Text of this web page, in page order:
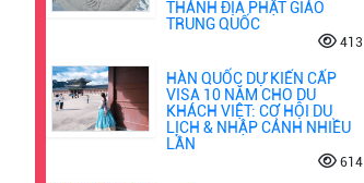
THÁNH ĐỊA PHẬT GIÁO
TRUNG QUỐC
413
HÀN QUỐC DỰ KIẾN CẤP
VISA 10 NĂM CHO DU
KHÁCH VIỆT: CƠ HỘI DU
LỊCH & NHẬP CẢNH NHIỀU
LẦN
614